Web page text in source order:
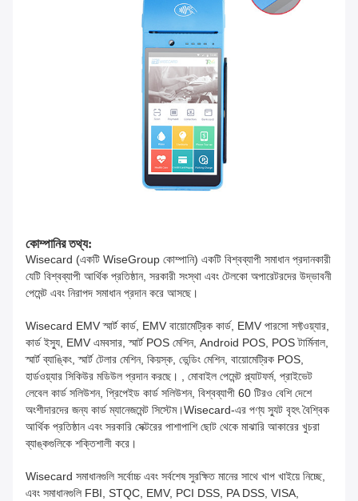
কোম্পানির তথ্য:
Wisecard (একটি WiseGroup কোম্পানি) একটি বিশ্বব্যাপী সমাধান প্রদানকারী
যেটি বিশ্বব্যাপী আর্থিক প্রতিষ্ঠান, সরকারী সংস্থা এবং টেলকো অপারেটরদের উদ্ভাবনী
পেমেন্ট এবং নিরাপদ সমাধান প্রদান করে আসছে।
Wisecard EMV স্মার্ট কার্ড, EMV বায়োমেট্রিক কার্ড, EMV পারসো সফ্টওয়্যার,
কার্ড ইস্যু, EMV এমবসার, স্মার্ট POS মেশিন, Android POS, POS টার্মিনাল,
স্মার্ট ব্যাঙ্কিং, স্মার্ট টেলার মেশিন, কিয়স্ক, ভেন্ডিং মেশিন, বায়োমেট্রিক POS,
হার্ডওয়্যার সিকিউর মডিউল প্রদান করছে। , মোবাইল পেমেন্ট প্ল্যাটফর্ম, প্রাইভেট
লেবেল কার্ড সলিউশন, প্রিপেইড কার্ড সলিউশন, বিশ্বব্যাপী 60 টিরও বেশি দেশে
অংশীদারদের জন্য কার্ড ম্যানেজমেন্ট সিস্টেম।Wisecard-এর পণ্য স্যুট বৃহৎ বৈশ্বিক
আর্থিক প্রতিষ্ঠান এবং সরকারি সেক্টরের পাশাপাশি ছোট থেকে মাঝারি আকারের খুচরা
ব্যাঙ্কগুলিকে শক্তিশালী করে।
Wisecard সমাধানগুলি সর্বোচ্চ এবং সর্বশেষ সুরক্ষিত মানের সাথে খাপ খাইয়ে নিচ্ছে,
এবং সমাধানগুলি FBI, STQC, EMV, PCI DSS, PA DSS, VISA,